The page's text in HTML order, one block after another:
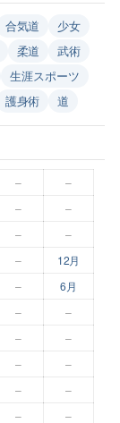
合気道
少女
柔道
武術
生涯スポーツ
護身術 道
–
–
– –
–
–
– 12月
–
6月
– –
–
–
– –
–
–
– –